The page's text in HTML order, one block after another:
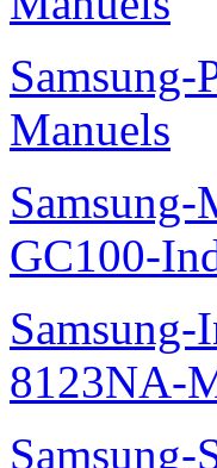
Manuels
GC100-
8123NA-